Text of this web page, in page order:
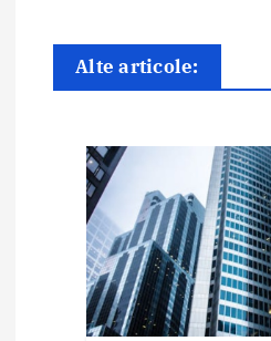
n
a
Alte articole: